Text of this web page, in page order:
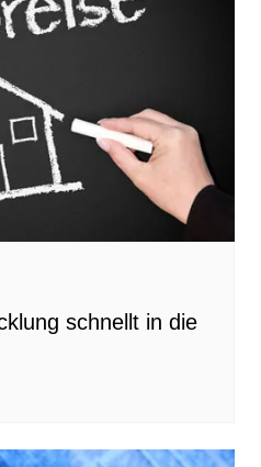
schnellt in die